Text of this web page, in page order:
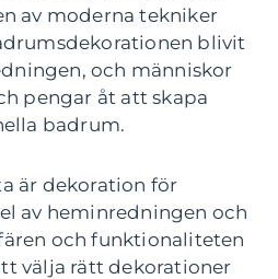
av moderna tekniker
blivit
och människor
pengar åt att skapa
badrum.
är dekoration för
av heminredningen och
och funktionaliteten
välja rätt dekorationer